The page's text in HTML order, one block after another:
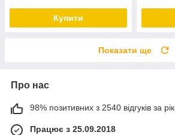
Купити
Показати ще
Про нас
98% позитивних з 2540 відгуків за рік
Працює з 25.09.2018